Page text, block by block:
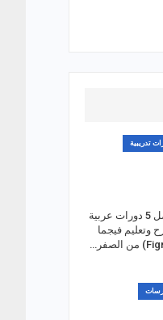
تدريبية
أفضل 5 دورات عربية
وتعليم فيجما